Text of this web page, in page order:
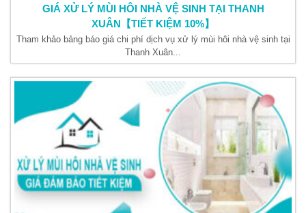
GIÁ XỬ LÝ MÙI HÔI NHÀ VỆ SINH TẠI THANH
XUÂN【TIẾT KIỆM 10%】
Tham khảo bảng báo giá chi phí dịch vụ xử lý mùi hôi nhà vệ sinh tại
Thanh Xuân...